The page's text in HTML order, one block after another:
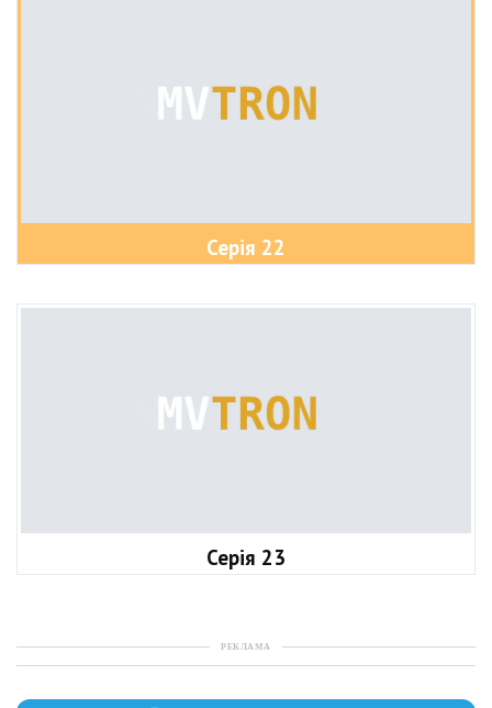
Серія 22
Серія 23
РЕКЛАМА